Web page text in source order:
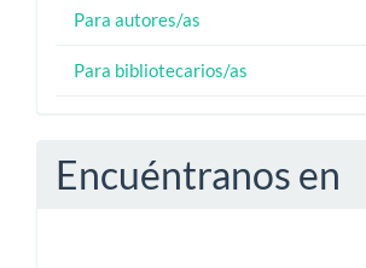
Para autores/as
Para bibliotecarios/as
Encuéntranos en